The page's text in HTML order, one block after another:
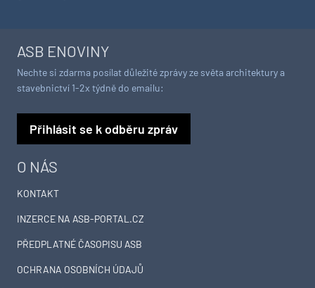
O NÁS
KONTAKT
INZERCE NA ASB-PORTAL.CZ
PŘEDPLATNÉ ČASOPISU ASB
OCHRANA OSOBNÍCH ÚDAJŮ
ASB ENOVINY
Nechte si zdarma posílat důležité zprávy ze světa architektury a
stavebnictví 1-2x týdně do emailu:
Přihlásit se k odběru zpráv